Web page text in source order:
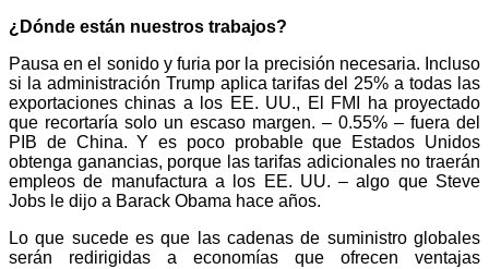
¿Dónde están nuestros trabajos?
Pausa en el sonido y furia por la precisión necesaria. Incluso
si la administración Trump aplica tarifas del 25% a todas las
exportaciones chinas a los EE. UU., El FMI ha proyectado
que recortaría solo un escaso margen. – 0.55% – fuera del
PIB de China. Y es poco probable que Estados Unidos
obtenga ganancias, porque las tarifas adicionales no traerán
empleos de manufactura a los EE. UU. – algo que Steve
Jobs le dijo a Barack Obama hace años.
Lo que sucede es que las cadenas de suministro globales
serán redirigidas a economías que ofrecen ventajas